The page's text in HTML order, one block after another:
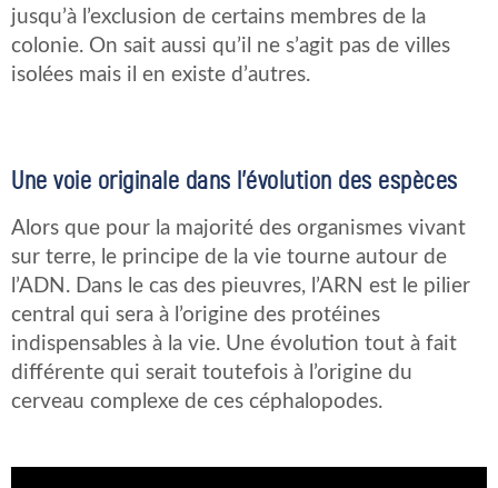
jusqu’à l’exclusion de certains membres de la
colonie. On sait aussi qu’il ne s’agit pas de villes
isolées mais il en existe d’autres.
Une voie originale dans l’évolution des espèces
Alors que pour la majorité des organismes vivant
sur terre, le principe de la vie tourne autour de
l’ADN. Dans le cas des pieuvres, l’ARN est le pilier
central qui sera à l’origine des protéines
indispensables à la vie. Une évolution tout à fait
différente qui serait toutefois à l’origine du
cerveau complexe de ces céphalopodes.